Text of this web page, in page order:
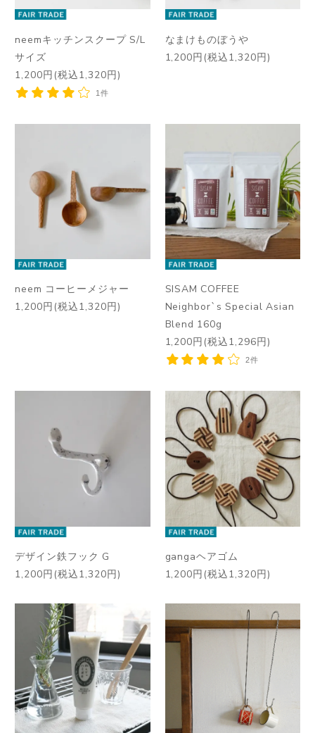
neemキッチンスクープ S/L
サイズ
1,200円(税込1,320円)
1件
なまけものぼうや
1,200円(税込1,320円)
neem コーヒーメジャー
1,200円(税込1,320円)
SISAM COFFEE
Neighbor`s Special Asian
Blend 160g
1,200円(税込1,296円)
2件
デザイン鉄フック G
1,200円(税込1,320円)
gangaヘアゴム
1,200円(税込1,320円)